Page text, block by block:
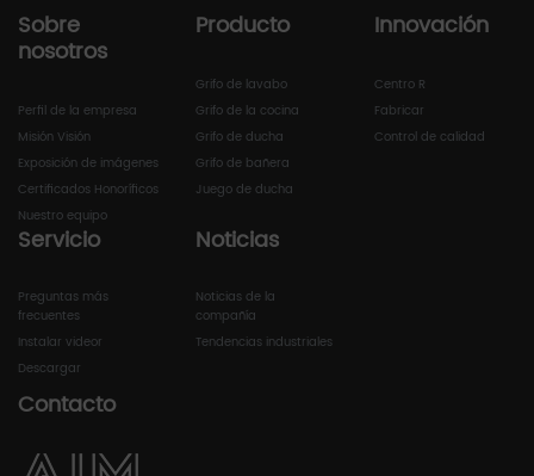
Sobre
nosotros
Perfil de la empresa
Misión Visión
Exposición de imágenes
Certificados Honoríficos
Nuestro equipo
Producto
Grifo de lavabo
Grifo de la cocina
Grifo de ducha
Grifo de bañera
Juego de ducha
Innovación
Centro R
Fabricar
Control de calidad
Servicio
Preguntas más
frecuentes
Instalar videor
Descargar
Noticias
Noticias de la
compañía
Tendencias industriales
Contacto